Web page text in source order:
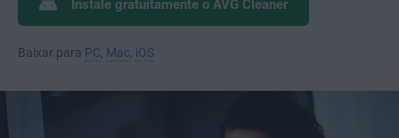
Instale gratuitamente o AVG Cleaner
Baixar para PC Mac iOS